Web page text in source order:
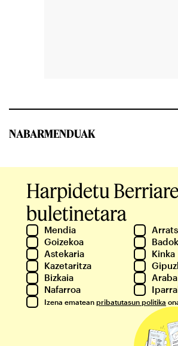
NABARMENDUAK
Harpidetu
buletinetara
Mendia
Goizekoa
Badok
Astekaria
Kinka
Kazetaritza
Bizkaia
Araba
Nafarroa
Izena ematean pribatutasun politika